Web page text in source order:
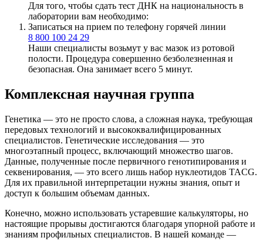
Для того, чтобы сдать тест ДНК на национальность в
лаборатории вам необходимо:
Записаться на прием по телефону горячей линии
8 800 100 24 29
Наши специалисты возьмут у вас мазок из ротовой
полости. Процедура совершенно безболезненная и
безопасная. Она занимает всего 5 минут.
Комплексная научная группа
Генетика — это не просто слова, а сложная наука, требующая
передовых технологий и высококвалифицированных
специалистов. Генетические исследования — это
многоэтапный процесс, включающий множество шагов.
Данные, полученные после первичного генотипирования и
секвенирования, — это всего лишь набор нуклеотидов TACG.
Для их правильной интерпретации нужны знания, опыт и
доступ к большим объемам данных.
Конечно, можно использовать устаревшие калькуляторы, но
настоящие прорывы достигаются благодаря упорной работе и
знаниям профильных специалистов. В нашей команде —